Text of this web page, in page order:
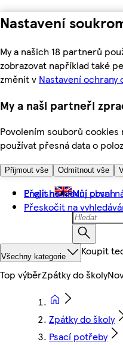
Nastavení
My a našich 18 partnerů
zobrazovat například také
změnit v Nastavení ochrany
My a naši partneři
Povolením souborů
používat přesná data o
Přijmout vše Odmítnout vše
Přejít na hlavní obsah
Přeskočit na
English Můj první
Všechny kategorie Koupit
Top výběrZpátky do školy
Zpátky do školy
Psací potřeby